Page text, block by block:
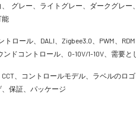
グレー、ライトグレー、ダークグレー
能
トロール、DALI、Zigbee3.0、PWM、
ンドコントロール、0-10V/1-10V、需要と
、コントロールモデル、ラベルのロ
保証、パッケージ